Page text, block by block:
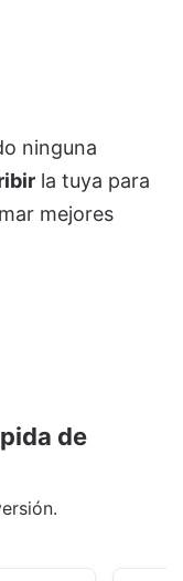
ninguna
la tuya para
mejores
de